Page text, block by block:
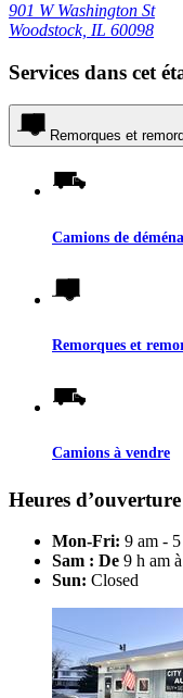
901 W Washington St
Woodstock, IL 60098
Services dans cet
Remorques et
Camions de
Remorques et
Camions à vendre
Heures d’ouverture
Mon-Fri: 9 am -
Sam : De 9 h am
Sun: Closed